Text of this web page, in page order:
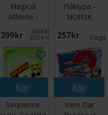
Magical
Athlete -
NORSK
399 SEK Väntas in:
2026-09-30
Flåklypa -
NORSK
257 SEK I
Köp
Sequence
Köp
Vem Där